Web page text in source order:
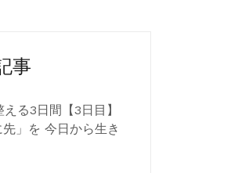
事
る3日間【3日目】
」を 今日から生き